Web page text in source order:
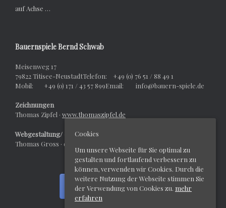
auf Achse …
Bauernspiele Bernd Schwab
Meisenweg 17
79822 Titisee-NeustadtTelefon: +49 (0) 76 51 / 88 49 1
Mobil: +49 (0) 171 / 43 57 899Email: info@bauern-spiele.de
Zeichnungen
Thomas Zipfel · www.thomaszipfel.de
Webgestaltung/ -design
Thomas Gross · dexter-werbeagentur.de
Cookies
Um unsere Webseite für Sie optimal zu
gestalten und fortlaufend verbessern zu
können, verwenden wir Cookies. Durch die
weitere Nutzung der Webseite stimmen Sie
der Verwendung von Cookies zu. mehr
erfahren